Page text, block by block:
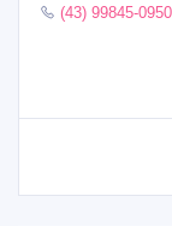
(43) 99845-0950